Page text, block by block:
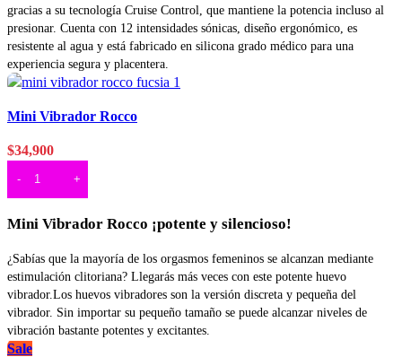
gracias a su tecnología Cruise Control, que mantiene la potencia incluso al
presionar. Cuenta con 12 intensidades sónicas, diseño ergonómico, es
resistente al agua y está fabricado en silicona grado médico para una
experiencia segura y placentera.
Agregar a deseos
Mini Vibrador Rocco
$34,900
AÑADIR AL CARRITO
Mini Vibrador Rocco ¡potente y silencioso!
¿Sabías que la mayoría de los orgasmos femeninos se alcanzan mediante
estimulación clitoriana? Llegarás más veces con este potente huevo
vibrador.Los huevos vibradores son la versión discreta y pequeña del
vibrador. Sin importar su pequeño tamaño se puede alcanzar niveles de
vibración bastante potentes y excitantes.
Sale